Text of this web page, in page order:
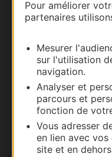
Pour améliorer
partenaires
Mesurer
sur l'utilisation
navigation.
Analyser et
parcours et
fonction de
Vous adresser
en lien avec
site et en
Carte